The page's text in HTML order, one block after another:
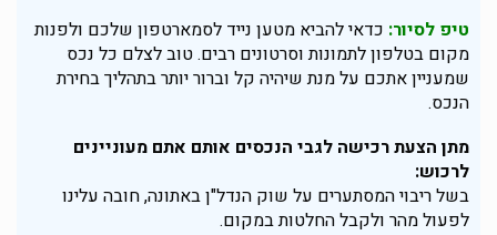
טיפ לסיור: כדאי להביא מטען נייד לסמארטפון שלכם ולפנות
מקום בטלפון לתמונות וסרטונים רבים. טוב לצלם כל נכס
שמעניין אתכם על מנת שיהיה קל וברור יותר בתהליך בחירת
הנכס.
מתן הצעת רכישה לגבי הנכסים אותם אתם מעוניינים
לרכוש:
בשל ריבוי המסתערים על שוק הנדל"ן באתונה, חובה עלינו
לפעול מהר ולקבל החלטות במקום.